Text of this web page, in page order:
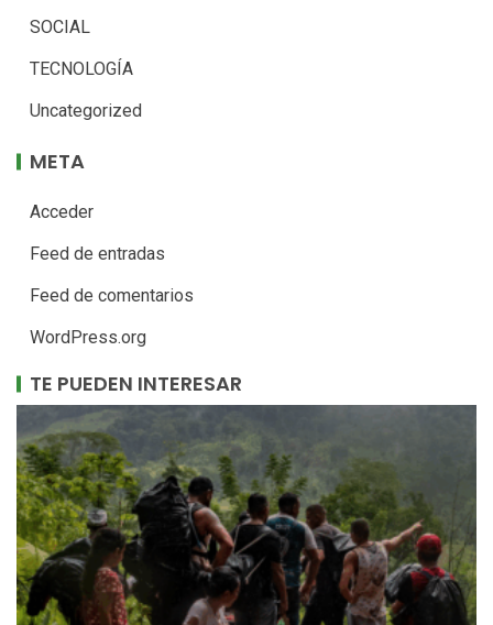
SOCIAL
TECNOLOGÍA
Uncategorized
META
Acceder
Feed de entradas
Feed de comentarios
WordPress.org
TE PUEDEN INTERESAR